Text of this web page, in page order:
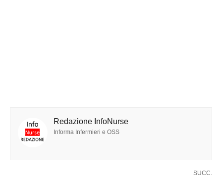
Redazione InfoNurse
Informa Infermieri e OSS
SUCC.